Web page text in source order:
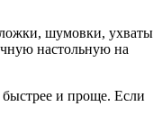
ложки, шумовки, ухваты
настольную на
и проще. Если